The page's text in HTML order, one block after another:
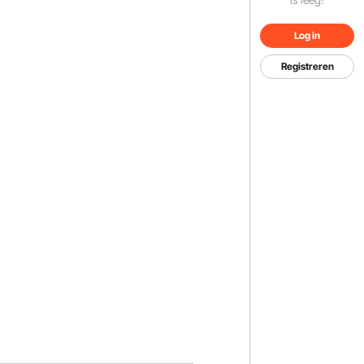
Log in
Registreren